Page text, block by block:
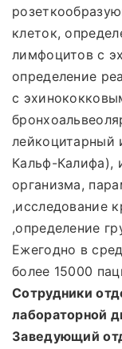
клеток,
лимфоцитов с
определение
с
лейкоцитарный
Кальф-Калифа),
организма,
,исследование
,определение
Ежегодно в
более 15000
Сотрудники
лабораторной
Заведующий